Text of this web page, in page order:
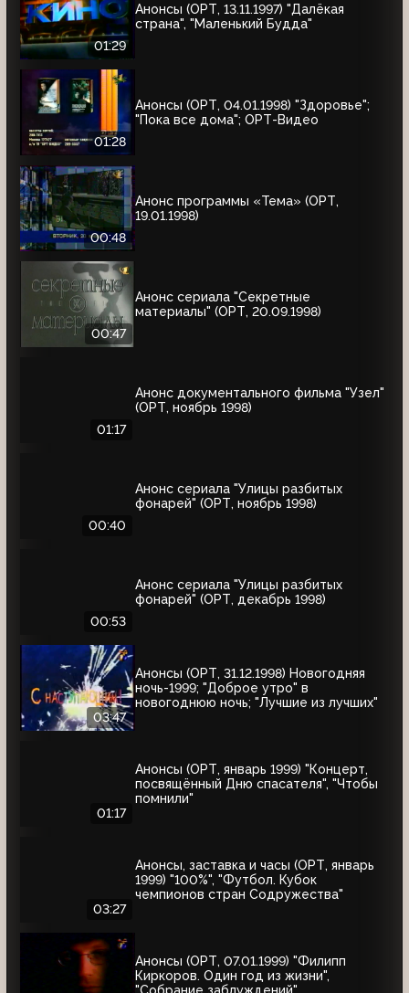
01:29
Анонсы (ОРТ, 13.11.1997) "Далёкая
страна", "Маленький Будда"
01:28
Анонсы (ОРТ, 04.01.1998) "Здоровье";
"Пока все дома"; ОРТ-Видео
00:48
Анонс программы «Тема» (ОРТ,
19.01.1998)
00:47
Анонс сериала "Секретные
материалы" (ОРТ, 20.09.1998)
01:17
Анонс документального фильма "Узел"
(ОРТ, ноябрь 1998)
00:40
Анонс сериала "Улицы разбитых
фонарей" (ОРТ, ноябрь 1998)
00:53
Анонс сериала "Улицы разбитых
фонарей" (ОРТ, декабрь 1998)
03:47
Анонсы (ОРТ, 31.12.1998) Новогодняя
ночь-1999; "Доброе утро" в
новогоднюю ночь; "Лучшие из лучших"
01:17
Анонсы (ОРТ, январь 1999) "Концерт,
посвящённый Дню спасателя", "Чтобы
помнили"
03:27
Анонсы, заставка и часы (ОРТ, январь
1999) "100%", "Футбол. Кубок
чемпионов стран Содружества"
Анонсы (ОРТ, 07.01.1999) "Филипп
Киркоров. Один год из жизни",